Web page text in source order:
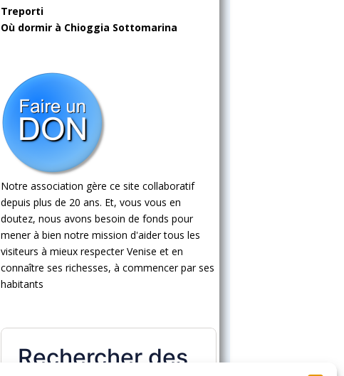
Treporti
Où dormir à Chioggia Sottomarina
Notre association gère ce site collaboratif
depuis plus de 20 ans. Et, vous vous en
doutez, nous avons besoin de fonds pour
mener à bien notre mission d'aider tous les
visiteurs à mieux respecter Venise et en
connaître ses richesses, à commencer par ses
habitants